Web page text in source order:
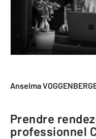
Anselma
Prendre
professionnel